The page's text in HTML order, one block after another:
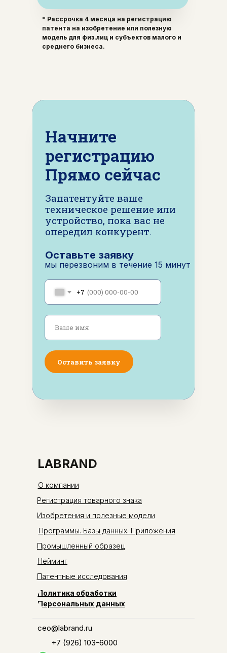
* Рассрочка 4 месяца на регистрацию
патента на изобретение или полезную
модель для физ.лиц и субъектов малого и
среднего бизнеса.
Начните
регистрацию
Прямо сейчас
+7
Ваше имя
Оставить заявку
Оставьте заявку
мы перезвоним в течение 15 минут
Запатентуйте ваше
техническое решение или
устройство, пока вас не
опередил конкурент.
LABRAND
+7 (926) 103-6000
ceo@labrand.ru
Изобретения и полезные модели
Регистрация товарного знака
Промышленный образец
Патентные исследования
Нейминг
О компании
Программы. Базы данных. Приложения
Политика обработки
Персональных данных